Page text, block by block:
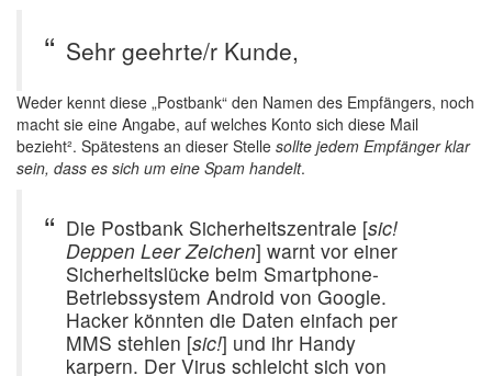
Sehr geehrte/r Kunde,
Weder kennt diese „Postbank“ den Namen des Empfängers, noch
macht sie eine Angabe, auf welches Konto sich diese Mail
bezieht². Spätestens an dieser Stelle sollte jedem Empfänger klar
sein, dass es sich um eine Spam handelt.
Die Postbank Sicherheitszentrale [sic!
Deppen Leer Zeichen] warnt vor einer
Sicherheitslücke beim Smartphone-
Betriebssystem Android von Google.
Hacker könnten die Daten einfach per
MMS stehlen [sic!] und ihr Handy
karpern. Der Virus schleicht sich von